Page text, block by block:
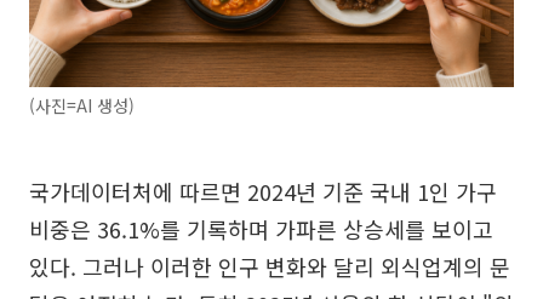
(사진=AI 생성)
국가데이터처에 따르면 2024년 기준 국내 1인 가구
비중은 36.1%를 기록하며 가파른 상승세를 보이고
있다. 그러나 이러한 인구 변화와 달리 외식업계의 문